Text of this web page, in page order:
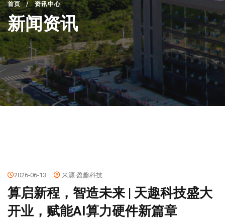
首页 / 资讯中心
新闻资讯
2026-06-13 来源 盈趣科技
算启新程，智造未来 | 天趣科技盛大
开业，赋能AI算力硬件新篇章